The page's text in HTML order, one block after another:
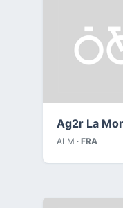
Ag2r La
ALM · FRA